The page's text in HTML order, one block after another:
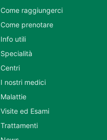
Come raggiungerci
Come prenotare
Info utili
Specialità
Centri
I nostri medici
Malattie
Visite ed Esami
Trattamenti